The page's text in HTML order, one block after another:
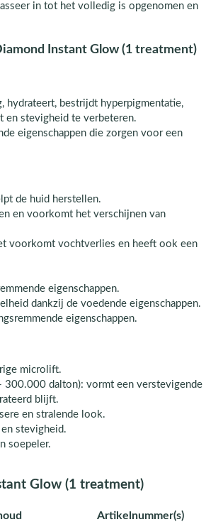
in tot het volledig is opgenomen en
Instant Glow (1 treatment)
hydrateert, bestrijdt hyperpigmentatie,
en stevigheid te verbeteren.
eigenschappen die zorgen voor een
de huid herstellen.
en voorkomt het verschijnen van
voorkomt vochtverlies en heeft ook een
eigenschappen.
dankzij de voedende eigenschappen.
eigenschappen.
microlift.
300.000 dalton): vormt een verstevigende
blijft.
en stralende look.
stevigheid.
soepeler.
Glow (1 treatment)
Artikelnummer(s)